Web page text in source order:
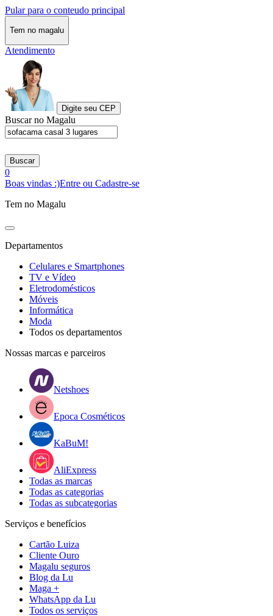
Pular para o conteudo principal
Tem no magalu
Atendimento
Digite seu CEP
Buscar no Magalu
Buscar
0
Boas vindas :)Entre ou Cadastre-se
Tem no Magalu
Departamentos
Celulares e Smartphones
TV e Vídeo
Eletrodomésticos
Móveis
Informática
Moda
Todos os departamentos
Nossas marcas e parceiros
Netshoes
Epoca Cosméticos
KaBuM!
AliExpress
Todas as marcas
Todas as categorias
Todas as subcategorias
Serviços e benefícios
Cartão Luiza
Cliente Ouro
Magalu seguros
Blog da Lu
Maga +
WhatsApp da Lu
Todos os serviços